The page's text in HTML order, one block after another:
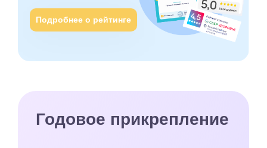
Подробнее о рейтинге
Годовое прикрепление